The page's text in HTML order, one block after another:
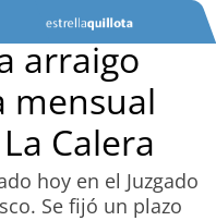
arraigo
mensual
Calera
hoy en el Juzgado
Se fijó un plazo